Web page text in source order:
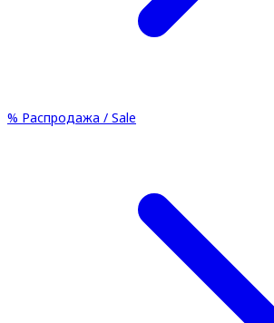
% Распродажа / Sale